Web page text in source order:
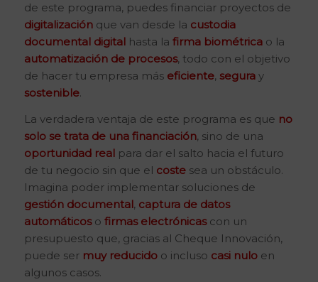
de este programa, puedes financiar proyectos de
digitalizaciónque van desde la custodia
documental digital hasta la firma biométricao la
automatización de procesos, todo con el objetivo
de hacer tu empresa más eficiente, seguray
sostenible.
La verdadera ventaja de este programa es que no
solo se trata de una financiación, sino de una
oportunidad realpara dar el salto hacia el futuro
de tu negocio sin que el costesea un obstáculo.
Imagina poder implementar soluciones de
gestión documental, captura de datos
automáticoso firmas electrónicascon un
presupuesto que, gracias al Cheque Innovación,
puede ser muy reducidoo incluso casi nuloen
algunos casos.